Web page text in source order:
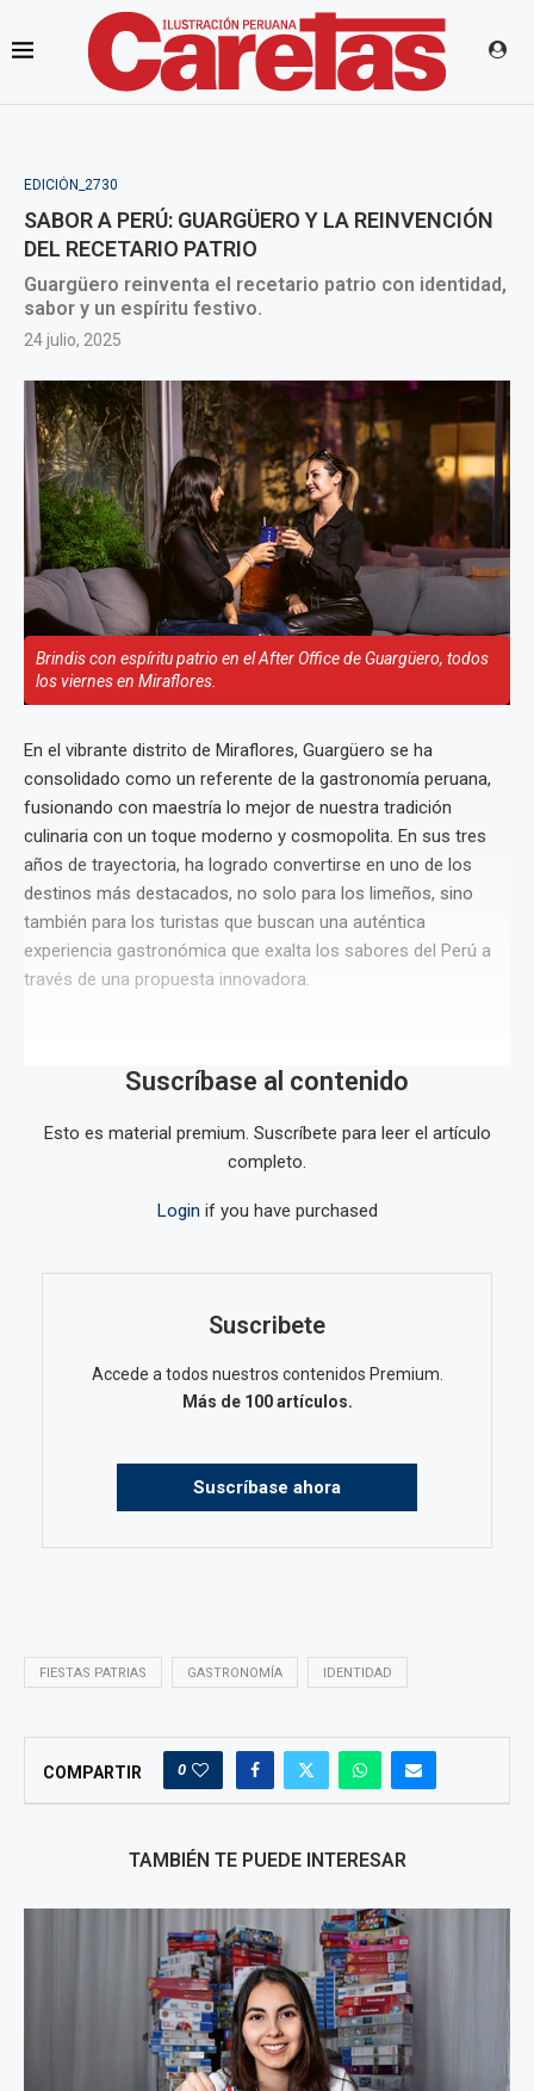
EDICIÓN_2730
SABOR A PERÚ: GUARGÜERO Y LA REINVENCIÓN
DEL RECETARIO PATRIO
Guargüero reinventa el recetario patrio con identidad,
sabor y un espíritu festivo.
24 julio, 2025
Brindis con espíritu patrio en el After Office de Guargüero, todos
los viernes en Miraflores.
En el vibrante distrito de Miraflores, Guargüero se ha
consolidado como un referente de la gastronomía peruana,
fusionando con maestría lo mejor de nuestra tradición
culinaria con un toque moderno y cosmopolita. En sus tres
años de trayectoria, ha logrado convertirse en uno de los
destinos más destacados, no solo para los limeños, sino
también para los turistas que buscan una auténtica
experiencia gastronómica que exalta los sabores del Perú a
través de una propuesta innovadora.
Suscríbase al contenido
Esto es material premium. Suscríbete para leer el artículo
completo.
Login if you have purchased
Suscribete
Accede a todos nuestros contenidos Premium.
Más de 100 artículos.
Suscríbase ahora
FIESTAS PATRIAS GASTRONOMÍA IDENTIDAD
COMPARTIR 0
TAMBIÉN TE PUEDE INTERESAR